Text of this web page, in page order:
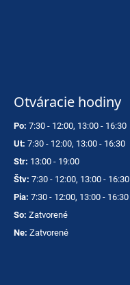
m
e
RTM
99
€
Otváracie hodiny
Po: 7:30 - 12:00, 13:00 - 16:30
Ut: 7:30 - 12:00, 13:00 - 16:30
Str: 13:00 - 19:00
Štv: 7:30 - 12:00, 13:00 - 16:30
Pia: 7:30 - 12:00, 13:00 - 16:30
So: Zatvorené
Ne: Zatvorené